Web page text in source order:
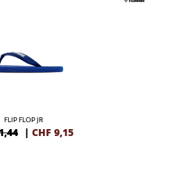
FLIP FLOP JR
| CHF 9,15